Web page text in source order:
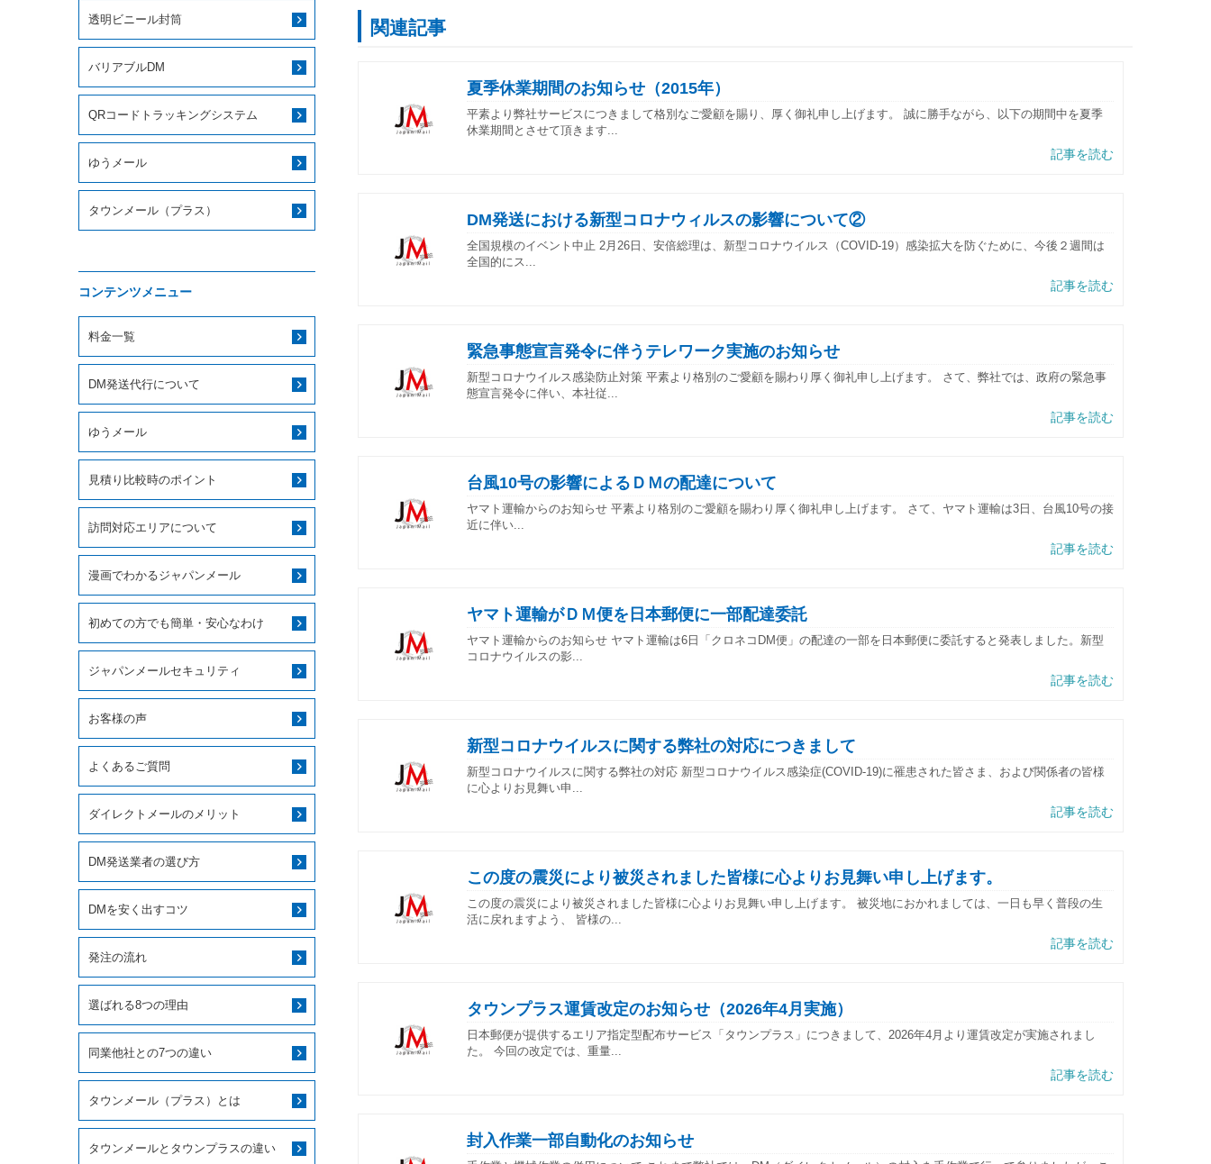
関連記事
夏季休業期間のお知らせ（2015年）
平素より弊社サービスにつきまして格別なご愛顧を賜り、厚く御礼申し上げます。 誠に勝手ながら、以下の期間中を夏季
休業期間とさせて頂きます...
記事を読む
DM発送における新型コロナウィルスの影響について②
全国規模のイベント中止 2月26日、安倍総理は、新型コロナウイルス（COVID-19）感染拡大を防ぐために、今後２週間は
全国的にス...
記事を読む
緊急事態宣言発令に伴うテレワーク実施のお知らせ
新型コロナウイルス感染防止対策 平素より格別のご愛顧を賜わり厚く御礼申し上げます。 さて、弊社では、政府の緊急事
態宣言発令に伴い、本社従...
記事を読む
台風10号の影響によるＤＭの配達について
ヤマト運輸からのお知らせ 平素より格別のご愛顧を賜わり厚く御礼申し上げます。 さて、ヤマト運輸は3日、台風10号の接
近に伴い...
記事を読む
ヤマト運輸がＤＭ便を日本郵便に一部配達委託
ヤマト運輸からのお知らせ ヤマト運輸は6日「クロネコDM便」の配達の一部を日本郵便に委託すると発表しました。新型
コロナウイルスの影...
記事を読む
新型コロナウイルスに関する弊社の対応につきまして
新型コロナウイルスに関する弊社の対応 新型コロナウイルス感染症(COVID-19)に罹患された皆さま、および関係者の皆様
に心よりお見舞い申...
記事を読む
この度の震災により被災されました皆様に心よりお見舞い申し上げます。
この度の震災により被災されました皆様に心よりお見舞い申し上げます。 被災地におかれましては、一日も早く普段の生
活に戻れますよう、 皆様の...
記事を読む
タウンプラス運賃改定のお知らせ（2026年4月実施）
日本郵便が提供するエリア指定型配布サービス「タウンプラス」につきまして、2026年4月より運賃改定が実施されまし
た。 今回の改定では、重量...
記事を読む
封入作業一部自動化のお知らせ
透明ビニール封筒
バリアブルDM
QRコードトラッキングシステム
ゆうメール
タウンメール（プラス）
コンテンツメニュー
料金一覧
DM発送代行について
ゆうメール
見積り比較時のポイント
訪問対応エリアについて
漫画でわかるジャパンメール
初めての方でも簡単・安心なわけ
ジャパンメールセキュリティ
お客様の声
よくあるご質問
ダイレクトメールのメリット
DM発送業者の選び方
DMを安く出すコツ
発注の流れ
選ばれる8つの理由
同業他社との7つの違い
タウンメール（プラス）とは
タウンメールとタウンプラスの違い